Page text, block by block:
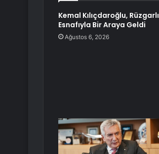
Kemal Kılıçdaroğlu, Rüzgarlı
Esnafıyla Bir Araya Geldi
Ağustos 6, 2026